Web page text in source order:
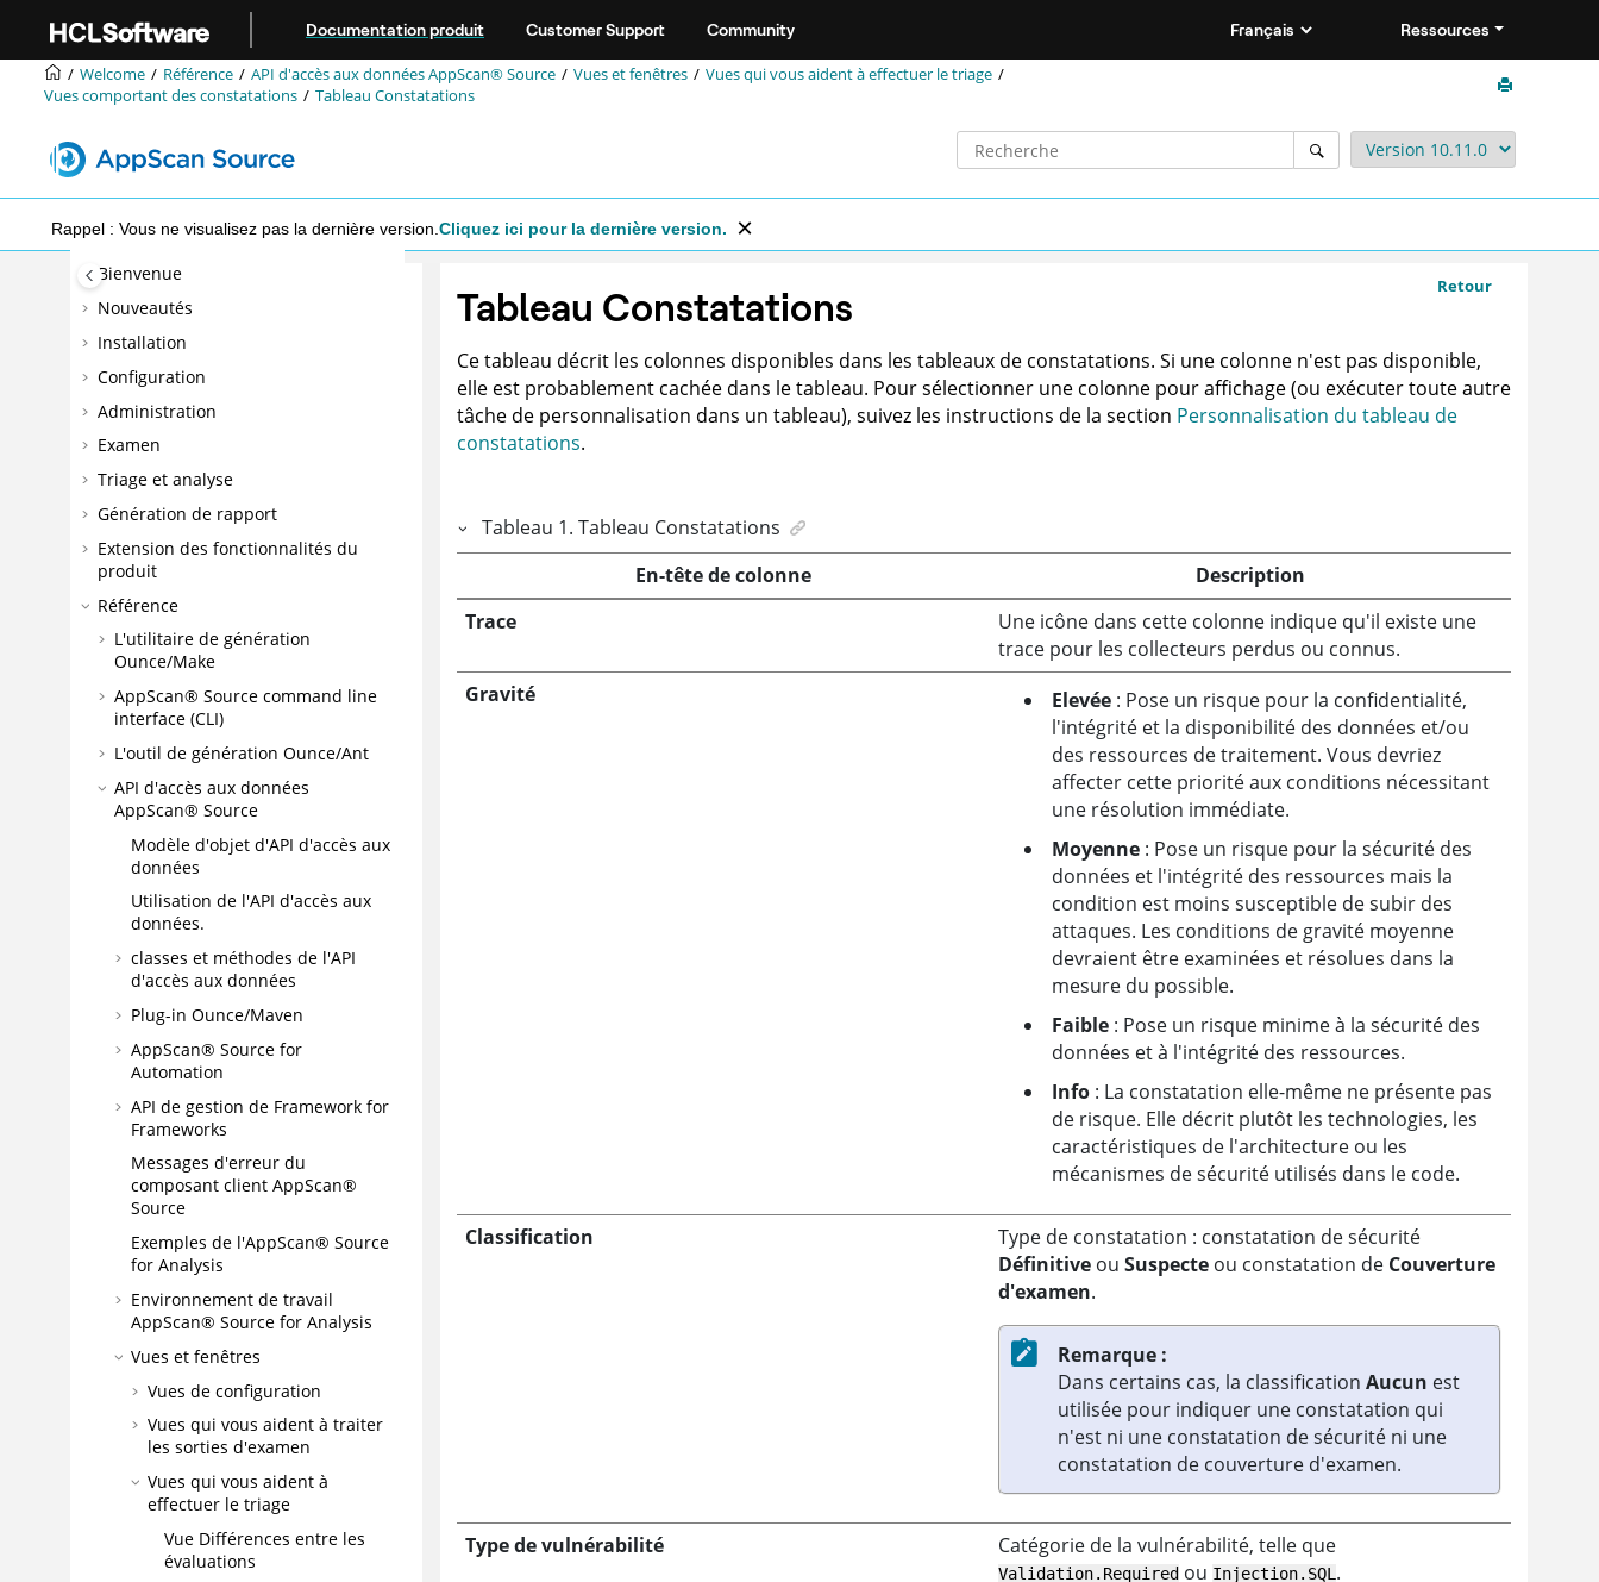
Documentation produit Customer Support Community Ressources
Welcome Référence API d'accès aux donnéesAppScan® Source Vues et fenêtres
Vues qui vous aident à effectuer le triage
Vues comportant des constatations
Tableau Constatations
Rappel : Vous ne visualisez pas la dernière version. Cliquez ici pour la dernière version.
Bienvenue
Nouveautés
Installation
Configuration
Administration
Examen
Triage et analyse
Génération de rapport
Extension des fonctionnalités du
produit
Référence
L'utilitaire de génération
Ounce/Make
AppScan® Source command line
interface (CLI)
L'outil de génération Ounce/Ant
API d'accès aux données
AppScan® Source
Modèle d'objet d'API d'accès aux
données
Utilisation de l'API d'accès aux
données.
classes et méthodes de l'API
d'accès aux données
Plug-in Ounce/Maven
AppScan® Source for
Automation
API de gestion de Framework for
Frameworks
Messages d'erreur du
composant client AppScan®
Source
Exemples de l'AppScan® Source
for Analysis
Environnement de travail
AppScan® Source for Analysis
Vues et fenêtres
Vues de configuration
Vues qui vous aident à traiter
les sorties d'examen
Vues qui vous aident à
effectuer le triage
Vue Différences entre les
évaluations
Retour
Tableau Constatations
Ce tableau décrit les colonnes disponibles dans les tableaux de constatations. Si une colonne n'est pas disponible,
elle est probablement cachée dans le tableau. Pour sélectionner une colonne pour affichage (ou exécuter toute autre
tâche de personnalisation dans un tableau), suivez les instructions de la section Personnalisation du tableau de
constatations.
Tableau 1. Tableau Constatations
En-tête de colonne
Description
Trace
Une icône dans cette colonne indique qu'il existe une
trace pour les collecteurs perdus ou connus.
Gravité
Elevée : Pose un risque pour la confidentialité,
l'intégrité et la disponibilité des données et/ou
des ressources de traitement. Vous devriez
affecter cette priorité aux conditions nécessitant
une résolution immédiate.
Moyenne : Pose un risque pour la sécurité des
données et l'intégrité des ressources mais la
condition est moins susceptible de subir des
attaques. Les conditions de gravité moyenne
devraient être examinées et résolues dans la
mesure du possible.
Faible : Pose un risque minime à la sécurité des
données et à l'intégrité des ressources.
Info : La constatation elle-même ne présente pas
de risque. Elle décrit plutôt les technologies, les
caractéristiques de l'architecture ou les
mécanismes de sécurité utilisés dans le code.
Classification
Type de constatation : constatation de sécurité
Définitive ouSuspecte ou constatation de Couverture
d'examen.
Remarque :
Dans certains cas, la classificationAucun est
utilisée pour indiquer une constatation qui
n'est ni une constatation de sécurité ni une
constatation de couverture d'examen.
Type de vulnérabilité Catégorie de la vulnérabilité, telle que
Validation.Required ou Injection.SQL .